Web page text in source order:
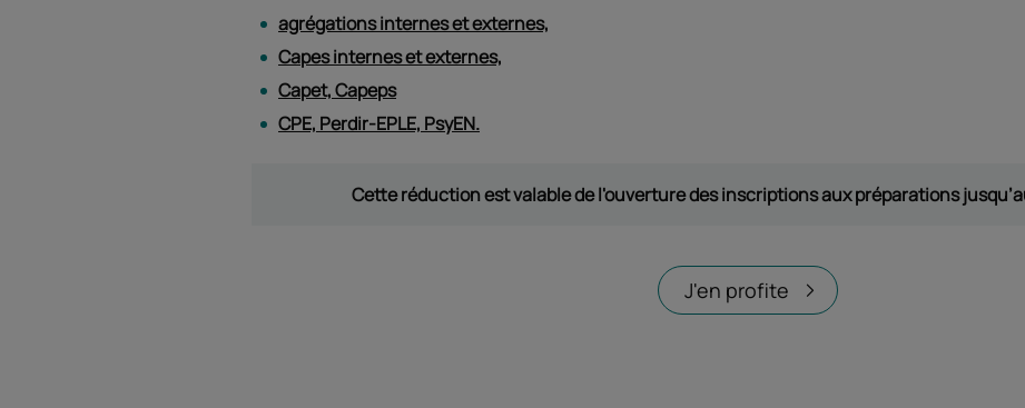
agrégations internes et externes,
Capes internes et externes,
Capet, Capeps
CPE, Perdir-EPLE, PsyEN.
Cette réduction est valable de l'ouverture des inscriptions aux préparations
J'en profite